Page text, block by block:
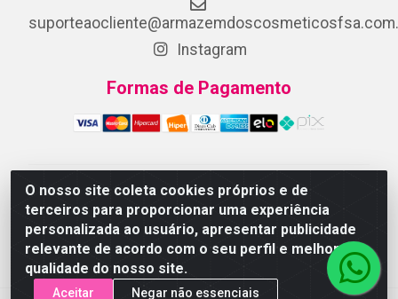
O nosso site coleta cookies próprios e de
terceiros para proporcionar uma experiência
personalizada ao usuário, apresentar publicidade
relevante de acordo com o seu perfil e melhorar a
qualidade do nosso site.
Aceitar Negar não essenciais
Instagram
Formas de Pagamento
ARMAZEM DOS COSMETICOS DISTRIBUIDORA LTDA -
Av.Transnordestina, 2222 - Parque Ipê, Feira de
Santana/BA - CEP 44.054-008 - CNPJ 07.246.802/0001-
25